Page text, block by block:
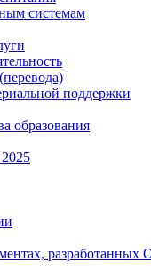
системам
поддержки
образования
разработанных